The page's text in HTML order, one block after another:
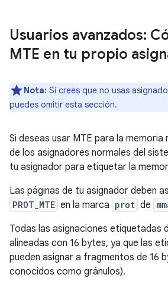
Usuarios avanzados:
MTE en tu propio
Nota: Si crees que no usas
puedes omitir esta sección.
Si deseas usar MTE para la
de los asignadores normales del
tu asignador para etiquetar la
Las páginas de tu asignador deben
PROT_MTE en la marca prot de
Todas las asignaciones etiquetadas
alineadas con 16 bytes, ya que las
pueden asignar a fragmentos de 16
conocidos como gránulos).